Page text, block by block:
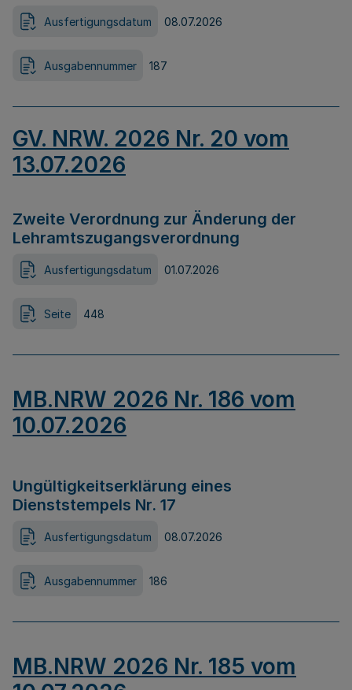
Ausfertigungsdatum 08.07.2026
Ausgabennummer 187
GV. NRW. 2026 Nr. 20 vom
13.07.2026
Zweite Verordnung zur Änderung der
Lehramtszugangsverordnung
Ausfertigungsdatum 01.07.2026
Seite 448
MB.NRW 2026 Nr. 186 vom
10.07.2026
Ungültigkeitserklärung eines
Dienststempels Nr. 17
Ausfertigungsdatum 08.07.2026
Ausgabennummer 186
MB.NRW 2026 Nr. 185 vom